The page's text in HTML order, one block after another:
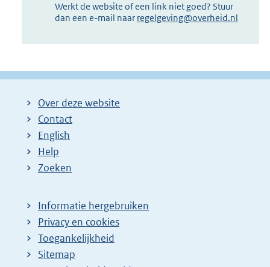
Werkt de website of een link niet goed? Stuur
dan een e-mail naar regelgeving@overheid.nl
Over deze website
Contact
English
Help
Zoeken
Informatie hergebruiken
Privacy en cookies
Toegankelijkheid
Sitemap